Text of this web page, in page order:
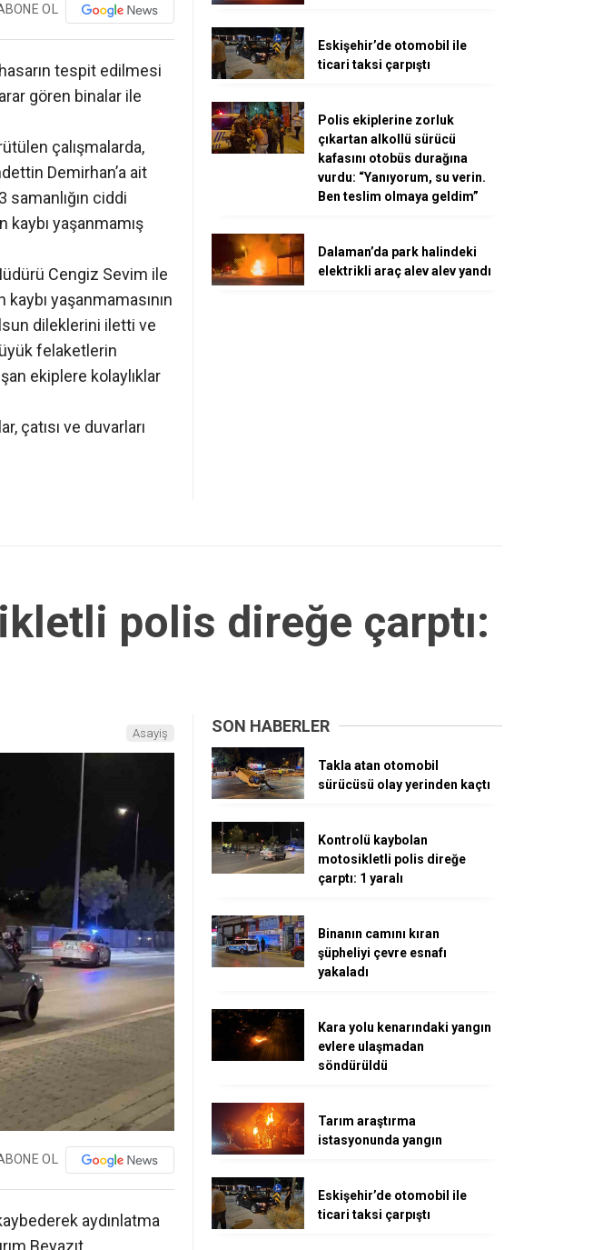
OL
tespit edilmesi
gören binalar ile
çalışmalarda,
Demirhan’a ait
samanlığın ciddi
kaybı yaşanmamış
Cengiz Sevim ile
yaşanmamasının
dileklerini iletti ve
felaketlerin
ekiplere kolaylıklar
çatısı ve duvarları
Eskişehir’de otomobil ile
ticari taksi çarpıştı
Polis ekiplerine zorluk
çıkartan alkollü sürücü
kafasını otobüs durağına
vurdu: “Yanıyorum, su verin.
Ben teslim olmaya geldim”
Dalaman’da park halindeki
elektrikli araç alev alev yandı
polis direğe çarptı:
Asayiş
OL
aydınlatma
Beyazıt
SON HABERLER
Takla atan otomobil
sürücüsü olay yerinden kaçtı
Kontrolü kaybolan
motosikletli polis direğe
çarptı: 1 yaralı
Binanın camını kıran
şüpheliyi çevre esnafı
yakaladı
Kara yolu kenarındaki yangın
evlere ulaşmadan
söndürüldü
Tarım araştırma
istasyonunda yangın
Eskişehir’de otomobil ile
ticari taksi çarpıştı